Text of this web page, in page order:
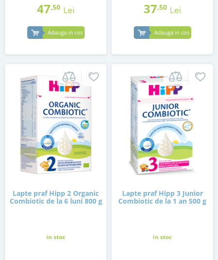
47,50 Lei
Adauga in cos
37,50 Lei
Adauga in cos
Lapte praf Hipp 2 Organic
Combiotic de la 6 luni 800 g
in stoc
Lapte praf Hipp 3 Junior
Combiotic de la 1 an 500 g
in stoc